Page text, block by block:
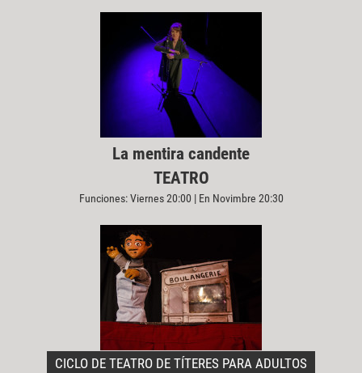
La mentira candente
TEATRO
Funciones: Viernes 20:00 | En Novimbre 20:30
CICLO DE TEATRO DE TÍTERES PARA ADULTOS